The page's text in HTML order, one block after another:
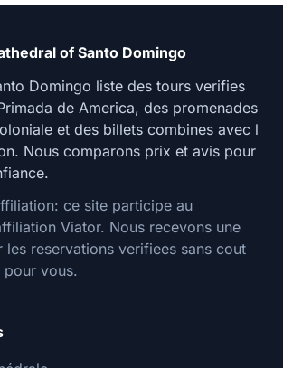
of Santo Domingo
Domingo liste des tours verifies
de America, des promenades
et des billets combines avec l
Nous comparons prix et avis pour
ce site participe au
Viator. Nous recevons une
les reservations verifiees sans cout
pour vous.